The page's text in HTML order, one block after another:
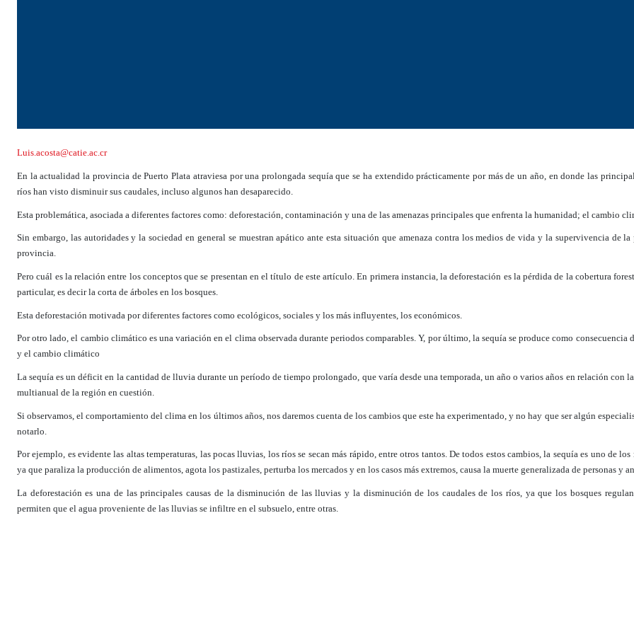
Luis.acosta@catie.ac.cr
En la actualidad la provincia de Puerto Plata atraviesa por una prolongada sequía que se ha extendido prácticamente por más de un año, en donde las
ríos han visto disminuir sus caudales, incluso algunos han desaparecido.
Esta problemática, asociada a diferentes factores como: deforestación, contaminación y una de las amenazas principales que enfrenta la humanidad; el cambio
Sin embargo, las autoridades y la sociedad en general se muestran apático ante esta situación que amenaza contra los medios de vida y la supervivencia de
provincia.
Pero cuál es la relación entre los conceptos que se presentan en el título de este artículo. En primera instancia, la deforestación es la pérdida de la cobertura
particular, es decir la corta de árboles en los bosques.
Esta deforestación motivada por diferentes factores como ecológicos, sociales y los más influyentes, los económicos.
Por otro lado, el cambio climático es una variación en el clima observada durante periodos comparables. Y, por último, la sequía se produce como consecuencia
y el cambio climático
La sequía es un déficit en la cantidad de lluvia durante un período de tiempo prolongado, que varía desde una temporada, un año o varios años en relación con
multianual de la región en cuestión.
Si observamos, el comportamiento del clima en los últimos años, nos daremos cuenta de los cambios que este ha experimentado, y no hay que ser algún
notarlo.
Por ejemplo, es evidente las altas temperaturas, las pocas lluvias, los ríos se secan más rápido, entre otros tantos. De todos estos cambios, la sequía es uno de los
ya que paraliza la producción de alimentos, agota los pastizales, perturba los mercados y en los casos más extremos, causa la muerte generalizada de personas y
La deforestación es una de las principales causas de la disminución de las lluvias y la disminución de los caudales de los ríos, ya que los bosques regulan
permiten que el agua proveniente de las lluvias se infiltre en el subsuelo, entre otras.